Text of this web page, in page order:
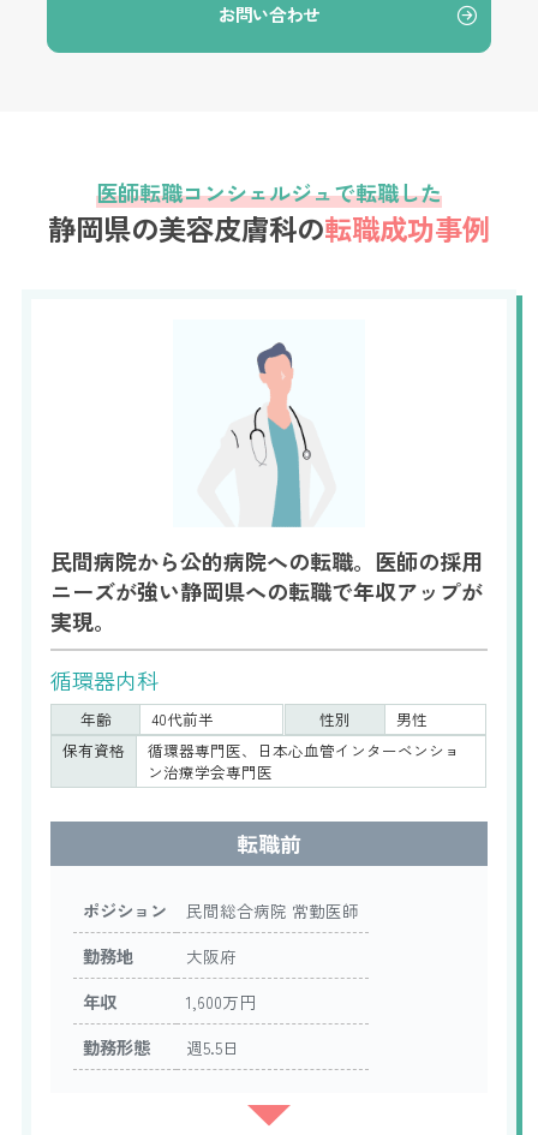
お問い合わせ
医師転職コンシェルジュで転職した
静岡県の美容皮膚科の転職成功事例
民間病院から公的病院への転職。医師の採用
ニーズが強い静岡県への転職で年収アップが
実現。
循環器内科
年齢 40代前半 性別
男性
保有資格
循環器専門医、日本心血管インターベンショ
ン治療学会専門医
転職前
ポジション 民間総合病院 常勤医師
勤務地 大阪府
年収 1,600万円
勤務形態 週5.5日